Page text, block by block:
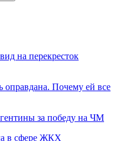
на перекресток
оправдана. Почему ей все
за победу на ЧМ
в сфере ЖКХ